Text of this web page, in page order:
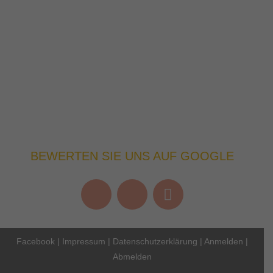
BEWERTEN SIE UNS AUF GOOGLE
Facebook | Impressum | Datenschutzerklärung | Anmelden |
Abmelden